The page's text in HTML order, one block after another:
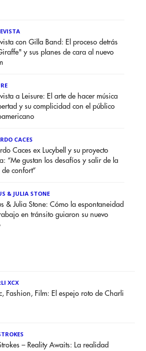
con Gilla Band: El proceso detrás
y sus planes de cara al nuevo
a Leisure: El arte de hacer música
y su complicidad con el público
CACES
Caces ex Lucybell y su proyecto
“Me gustan los desafíos y salir de la
confort”
& JULIA STONE
& Julia Stone: Cómo la espontaneidad
en tránsito guiaron su nuevo
XCX
Fashion, Film: El espejo roto de Charli
– Reality Awaits: La realidad